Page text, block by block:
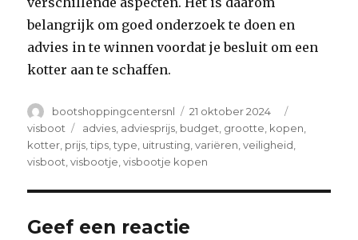
belangrijk om goed onderzoek te doen en
advies in te winnen voordat je besluit om een
kotter aan te schaffen.
Author
bootshoppingcentersnl
Posted
on
21 oktober 2024
visboot
Tags
advies adviesprijs budget grootte kopen
kotter prijs ,tips ,type uitrusting ,variëren ,veiligheid
visboot ,visbootje ,visbootje kopen
Geef een reactie